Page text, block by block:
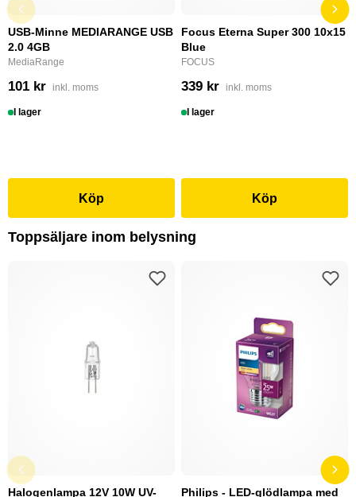
USB-Minne MEDIARANGE USB
2.0 4GB
MediaRange
101 kr inkl. moms
I lager
Köp
Focus Eterna Super 300 10x15
Blue
FOCUS
339 kr inkl. moms
I lager
Köp
Toppsäljare inom belysning
Halogenlampa 12V 10W UV- Philips - LED-glödlampa med